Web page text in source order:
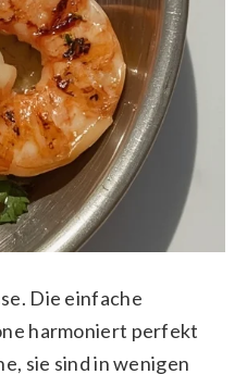
Die einfache
harmoniert perfekt
sie sind in wenigen